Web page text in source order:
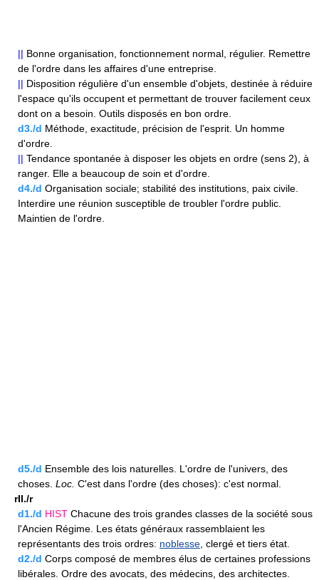
|| Bonne organisation, fonctionnement normal, régulier. Remettre
de l'ordre dans les affaires d'une entreprise.
|| Disposition régulière d'un ensemble d'objets, destinée à réduire
l'espace qu'ils occupent et permettant de trouver facilement ceux
dont on a besoin. Outils disposés en bon ordre.
d3./d Méthode, exactitude, précision de l'esprit. Un homme
d'ordre.
|| Tendance spontanée à disposer les objets en ordre (sens 2), à
ranger. Elle a beaucoup de soin et d'ordre.
d4./d Organisation sociale; stabilité des institutions, paix civile.
Interdire une réunion susceptible de troubler l'ordre public.
Maintien de l'ordre.
d5./d Ensemble des lois naturelles. L'ordre de l'univers, des
choses. Loc. C'est dans l'ordre (des choses): c'est normal.
rII./r
d1./d HIST Chacune des trois grandes classes de la société sous
l'Ancien Régime. Les états généraux rassemblaient les
représentants des trois ordres: noblesse, clergé et tiers état.
d2./d Corps composé de membres élus de certaines professions
libérales. Ordre des avocats, des médecins, des architectes.